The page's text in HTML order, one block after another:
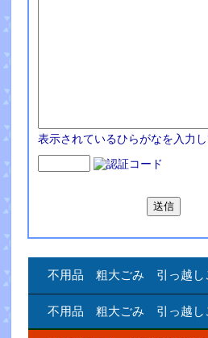
表示されているひらがなを入力
不用品 粗大ごみ 引っ越し
不用品 粗大ごみ 引っ越し